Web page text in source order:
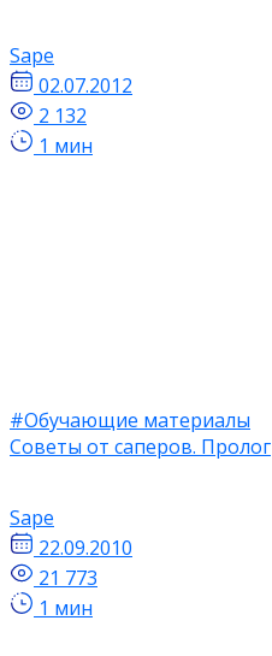
Sape
02.07.2012
2 132
1 мин
#Обучающие материалы
Советы от саперов. Пролог
Sape
22.09.2010
21 773
1 мин